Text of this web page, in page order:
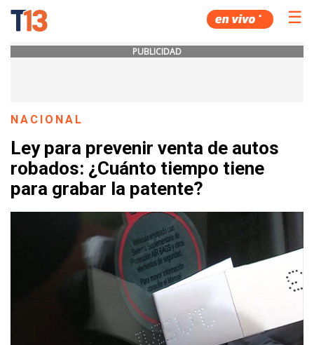
☰
PUBLICIDAD
NACIONAL
Ley para prevenir venta de autos
robados: ¿Cuánto tiempo tiene
para grabar la patente?